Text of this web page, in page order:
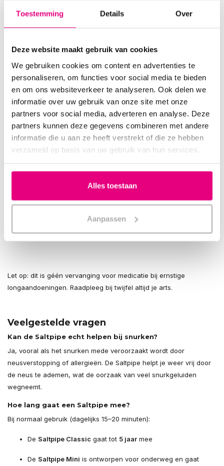
Toestemming Details Over
Deze website maakt gebruik van cookies
We gebruiken cookies om content en advertenties te
personaliseren, om functies voor social media te bieden
en om ons websiteverkeer te analyseren. Ook delen we
informatie over uw gebruik van onze site met onze
partners voor social media, adverteren en analyse. Deze
partners kunnen deze gegevens combineren met andere
informatie die u aan ze heeft verstrekt of die ze hebben
verzameld op basis van uw gebruik van hun services.
Alles toestaan
Aanpassen
100% natuurlijk, zonder toevoegingen
Effect merkbaar binnen enkele dagen
Eenvoudig in gebruik, ook onderweg
Hoe gebruik je de Saltpipe?
Houd het mondstuk aan je mond
Adem rustig in door de mond en uit via de neus
Gebruik dagelijks 15–20 minuten verdeeld over de dag (of
voor het slapengaan)
Niet spoelen of reinigen – de keramische wand houdt alles
schoon
Let op: dit is géén vervanging voor medicatie bij ernstige
longaandoeningen. Raadpleeg bij twijfel altijd je arts.
Veelgestelde vragen
Kan de Saltpipe echt helpen bij snurken?
Ja, vooral als het snurken mede veroorzaakt wordt door
neusverstopping of allergieën. De Saltpipe helpt je weer vrij door
de neus te ademen, wat de oorzaak van veel snurkgeluiden
wegneemt.
Hoe lang gaat een Saltpipe mee?
Bij normaal gebruik (dagelijks 15–20 minuten):
De Saltpipe Classic gaat tot 5 jaar mee
De Saltpipe Mini is ontworpen voor onderweg en gaat